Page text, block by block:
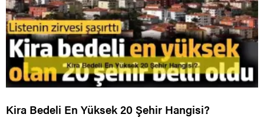
Kira Bedeli En Yüksek 20 Şehir Hangisi?